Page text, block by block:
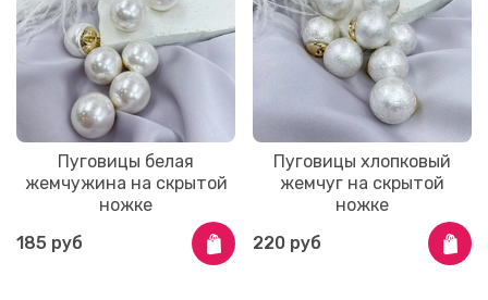
Пуговицы белая
жемчужина на скрытой
ножке
185 руб
Пуговицы хлопковый
жемчуг на скрытой
ножке
220 руб